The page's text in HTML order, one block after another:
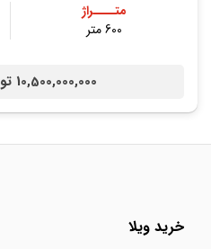
متــــراژ
600 متر
10,500,000,000 تومان /
خرید ویلا